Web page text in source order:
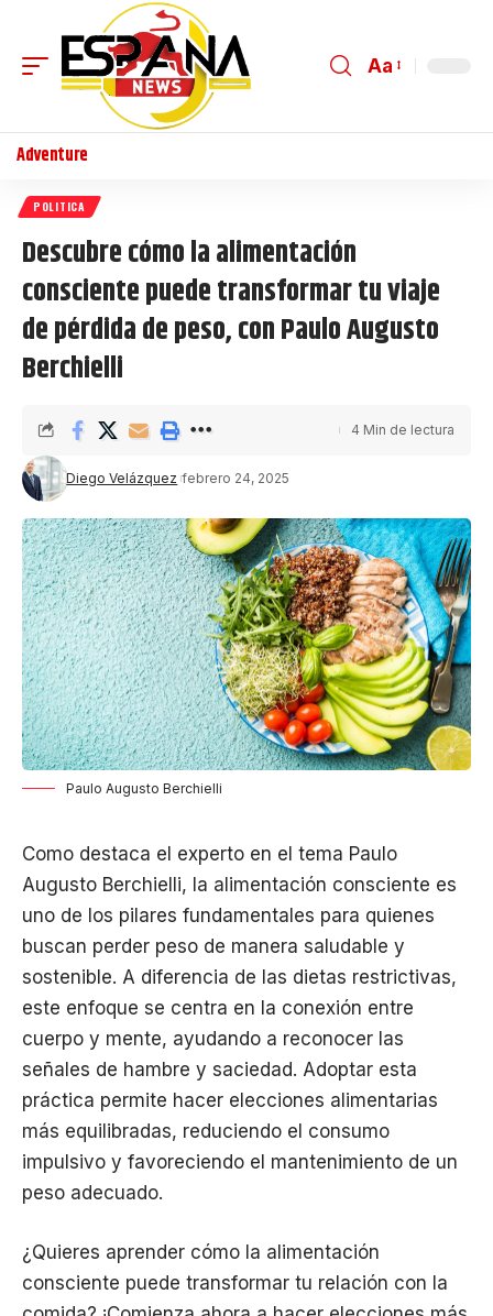
Aa
Adventure
POLITICA
Descubre cómo la alimentación
consciente puede transformar tu viaje
de pérdida de peso, con Paulo Augusto
Berchielli
Diego Velázquez febrero 24, 2025
4 Min de lectura
Paulo Augusto Berchielli
Como destaca el experto en el tema Paulo
Augusto Berchielli, la alimentación consciente es
uno de los pilares fundamentales para quienes
buscan perder peso de manera saludable y
sostenible. A diferencia de las dietas restrictivas,
este enfoque se centra en la conexión entre
cuerpo y mente, ayudando a reconocer las
señales de hambre y saciedad. Adoptar esta
práctica permite hacer elecciones alimentarias
más equilibradas, reduciendo el consumo
impulsivo y favoreciendo el mantenimiento de un
peso adecuado.
¿Quieres aprender cómo la alimentación
consciente puede transformar tu relación con la